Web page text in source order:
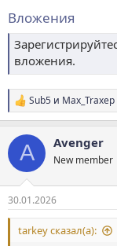
Вложения
вложения.
Р
е
к
и
Sub5 и Max_Traxep
A Avenger
New member
30.01.2026
tarkey сказал(а):